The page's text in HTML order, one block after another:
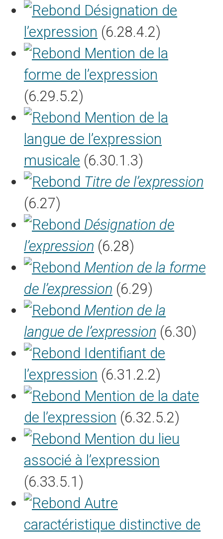
Désignation de
l’expression (6.28.4.2)
Mention de la
forme de l’expression
(6.29.5.2)
Mention de la
langue de l’expression
musicale (6.30.1.3)
Titre de l’expression
(6.27)
Désignation de
l’expression (6.28)
Mention de la forme
de l’expression (6.29)
Mention de la
langue de l’expression (6.30)
Identifiant de
l’expression (6.31.2.2)
Mention de la date
de l’expression (6.32.5.2)
Mention du lieu
associé à l’expression
(6.33.5.1)
Autre
caractéristique distinctive de